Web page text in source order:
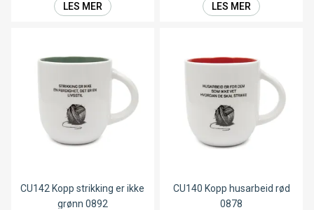
LES MER LES MER
CU142 Kopp strikking er ikke
grønn 0892
CU140 Kopp husarbeid rød
0878